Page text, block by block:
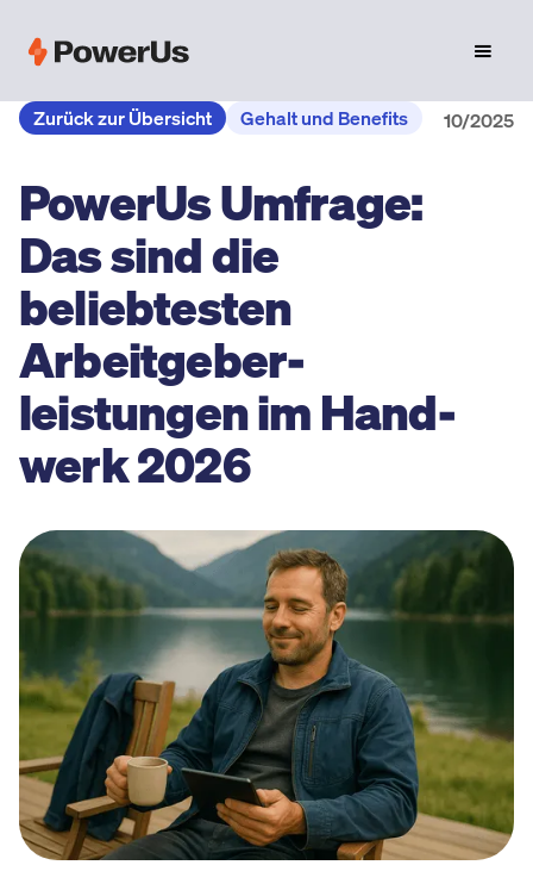
Zurück zur Übersicht Gehalt und Benefits 10/2025
PowerUs Umfrage:
Das sind die
beliebtesten
Arbeitgeber­
leistungen im Hand­
werk 2026